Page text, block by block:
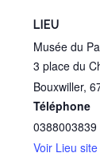
LIEU
Musée du
3 place du
Bouxwiller,
Téléphone
0388003839
Voir Lieu